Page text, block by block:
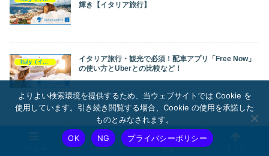
輝き【イタリア旅行】
Italy（イタリア）
イタリア旅行・観光で必須！配車アプリ「Free Now」
の使い方とUberとの比較など！
スポンサーリンク
ホーム 検索
よりよい検索環境を提供するため、当ウェブサイトでは Cookie を
使用しています。引き続き閲覧する場合、Cookie の使用を承諾した
ものとみなされます。
OK
NG プライバシーポリシー